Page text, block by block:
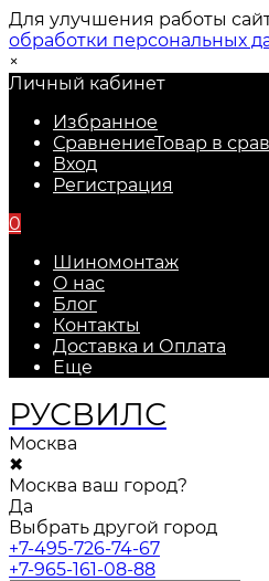
Для улучшения работы
обработки персональных
×
Личный кабинет
Избранное
СравнениеТовар в
Вход
Регистрация
0
Шиномонтаж
О нас
Блог
Контакты
Доставка и Оплата
Еще
РУСВИЛС
Москва
✖
Москва ваш город?
Да
Выбрать другой город
+7-495-726-74-67
+7-965-161-08-88